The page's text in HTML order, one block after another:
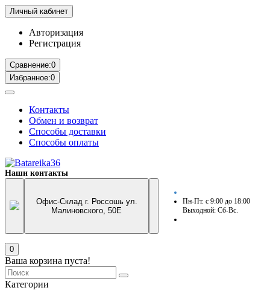
Личный кабинет
Авторизация
Регистрация
Сравнение:0
Избранное:0
Контакты
Обмен и возврат
Способы доставки
Способы оплаты
Наши контакты
Офис-Склад г. Россошь ул.
Малиновского, 50Е
Пн-Пт. с 9:00 до 18:00
Выходной: Сб-Вс.
0
Ваша корзина пуста!
Категории